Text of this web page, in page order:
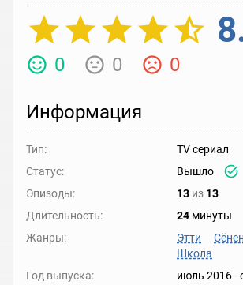
0 0 0
Информация
Тип:
TV сериал
Статус:
Вышло
Эпизоды:
13 из 13
Длительность:
24 минуты
Жанры:
Этти Сёнен
Школа
Год выпуска:
июль 2016-